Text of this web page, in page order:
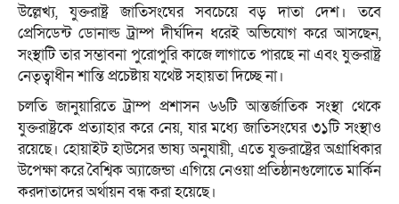
উল্লেখ্য, যুক্তরাষ্ট্র জাতিসংঘের সবচেয়ে বড় দাতা দেশ। তবে
প্রেসিডেন্ট ডোনাল্ড ট্রাম্প দীর্ঘদিন ধরেই অভিযোগ করে আসছেন,
সংস্থাটি তার সম্ভাবনা পুরোপুরি কাজে লাগাতে পারছে না এবং যুক্তরাষ্ট্র
নেতৃত্বাধীন শান্তি প্রচেষ্টায় যথেষ্ট সহায়তা দিচ্ছে না।
চলতি জানুয়ারিতে ট্রাম্প প্রশাসন ৬৬টি আন্তর্জাতিক সংস্থা থেকে
যুক্তরাষ্ট্রকে প্রত্যাহার করে নেয়, যার মধ্যে জাতিসংঘের ৩১টি সংস্থাও
রয়েছে। হোয়াইট হাউসের ভাষ্য অনুযায়ী, এতে যুক্তরাষ্ট্রের অগ্রাধিকার
উপেক্ষা করে বৈশ্বিক অ্যাজেন্ডা এগিয়ে নেওয়া প্রতিষ্ঠানগুলোতে মার্কিন
করদাতাদের অর্থায়ন বন্ধ করা হয়েছে।